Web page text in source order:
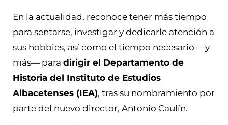
En la actualidad, reconoce tener más tiempo
para sentarse, investigar y dedicarle atención a
sus hobbies, así como el tiempo necesario —y
más— para dirigir el Departamento de
Historia del Instituto de Estudios
Albacetenses (IEA), tras su nombramiento por
parte del nuevo director, Antonio Caulín.